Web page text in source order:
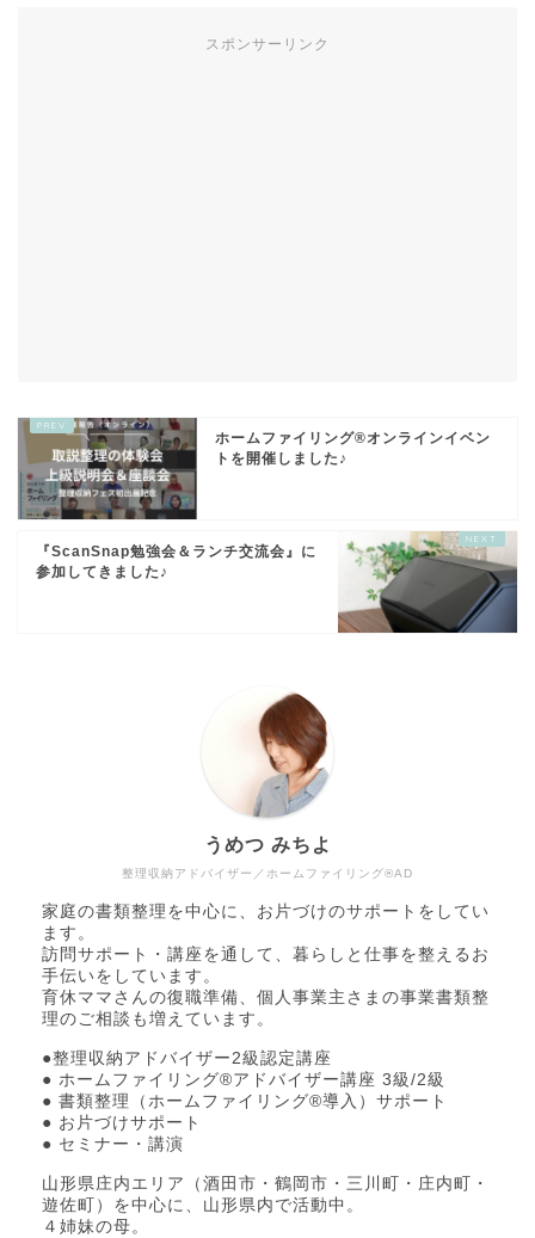
スポンサーリンク
ホームファイリング®オンラインイベン
トを開催しました♪
『ScanSnap勉強会＆ランチ交流会』に
参加してきました♪
整理収納アドバイザー／ホームファイリング®AD
うめつ みちよ
家庭の書類整理を中心に、お片づけのサポートをしてい
ます。
訪問サポート・講座を通して、暮らしと仕事を整えるお
手伝いをしています。
育休ママさんの復職準備、個人事業主さまの事業書類整
理のご相談も増えています。
●整理収納アドバイザー2級認定講座
● ホームファイリング®アドバイザー講座 3級/2級
● 書類整理（ホームファイリング®導入）サポート
● お片づけサポート
● セミナー・講演
山形県庄内エリア（酒田市・鶴岡市・三川町・庄内町・
遊佐町）を中心に、山形県内で活動中。
４姉妹の母。